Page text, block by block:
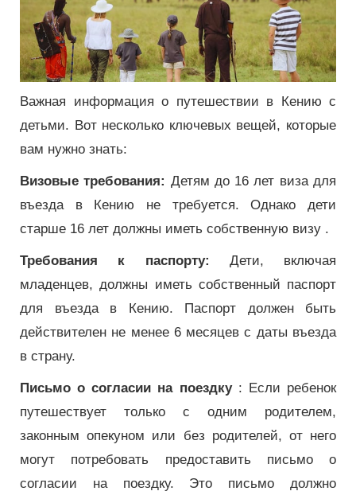
Важная информация о путешествии в Кению с
детьми. Вот несколько ключевых вещей, которые
вам нужно знать:
Визовые требования: Детям до 16 лет виза для
въезда в Кению не требуется. Однако дети
старше 16 лет должны иметь собственную визу .
Требования к паспорту: Дети, включая
младенцев, должны иметь собственный паспорт
для въезда в Кению. Паспорт должен быть
действителен не менее 6 месяцев с даты въезда
в страну.
Письмо о согласии на поездку : Если ребенок
путешествует только с одним родителем,
законным опекуном или без родителей, от него
могут потребовать предоставить письмо о
согласии на поездку. Это письмо должно